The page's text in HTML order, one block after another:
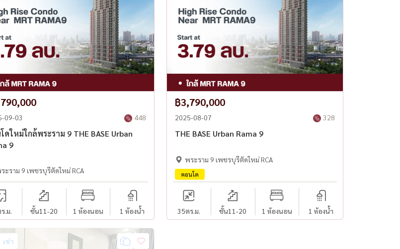
09-03 448
ดใหม่ใกล้พระราม 9 THE BASE Urban
9
ะราม 9 เพชรบุรีตัดใหม่ RCA
.ม. ชั้น11-20 1 ห้องนอน 1 ห้องน้ำ
฿3,790,000
2025-08-07 328
THE BASE Urban Rama 9
พระราม 9 เพชรบุรีตัดใหม่ RCA
คอนโด
35ตร.ม. ชั้น11-20 1 ห้องนอน 1 ห้องน้ำ
เช่า